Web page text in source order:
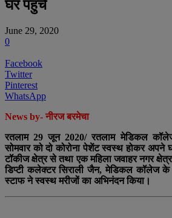
घर पहुंचे
June 29, 2020
0
Facebook
Twitter
Pinterest
WhatsApp
News by- नीरज बरमेचा
रतलाम 29 जून 2020/ रतलाम मेडिकल
सोमवार को दो कोरोना पेशेंट स्वस्थ होकर
टॉकीज क्षेत्र से तथा एक महिला जवाहर नगर
डिप्टी कलेक्टर सिराली जैन, मेडिकल कॉलेज के
स्टाफ ने स्वस्थ मरीजों का अभिनंदन किया।